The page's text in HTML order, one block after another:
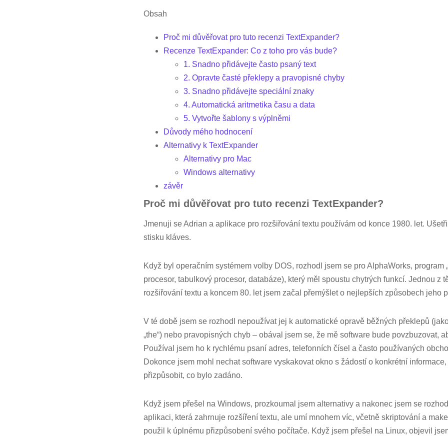
Obsah
Proč mi důvěřovat pro tuto recenzi TextExpander?
Recenze TextExpander: Co z toho pro vás bude?
1. Snadno přidávejte často psaný text
2. Opravte časté překlepy a pravopisné chyby
3. Snadno přidávejte speciální znaky
4. Automatická aritmetika času a data
5. Vytvořte šablony s výplněmi
Důvody mého hodnocení
Alternativy k TextExpander
Alternativy pro Mac
Windows alternativy
závěr
Proč mi důvěřovat pro tuto recenzi TextExpander?
Jmenuji se Adrian a aplikace pro rozšiřování textu používám od konce 1980. let.
stisku kláves.
Když byl operačním systémem volby DOS, rozhodl jsem se pro AlphaWorks, program
procesor, tabulkový procesor, databáze), který měl spoustu chytrých funkcí. Jednou z
rozšiřování textu a koncem 80. let jsem začal přemýšlet o nejlepších způsobech jeho
V té době jsem se rozhodl nepoužívat jej k automatické opravě běžných překlepů (jako
„the“) nebo pravopisných chyb – obával jsem se, že mě software bude povzbuzovat,
Používal jsem ho k rychlému psaní adres, telefonních čísel a často používaných
Dokonce jsem mohl nechat software vyskakovat okno s žádostí o konkrétní informace,
přizpůsobit, co bylo zadáno.
Když jsem přešel na Windows, prozkoumal jsem alternativy a nakonec jsem se
aplikaci, která zahrnuje rozšíření textu, ale umí mnohem víc, včetně skriptování a
použil k úplnému přizpůsobení svého počítače. Když jsem přešel na Linux, objevil